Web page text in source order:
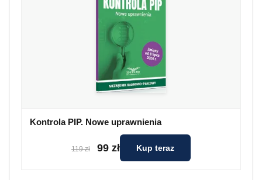
Kontrola PIP. Nowe uprawnienia
119 zł 99 zł Kup teraz